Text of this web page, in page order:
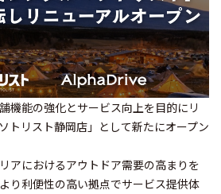
機能の強化とサービス向上を目的にリ
トリスト静岡店」として新たにオープン
アにおけるアウトドア需要の高まりを
り利便性の高い拠点でサービス提供体